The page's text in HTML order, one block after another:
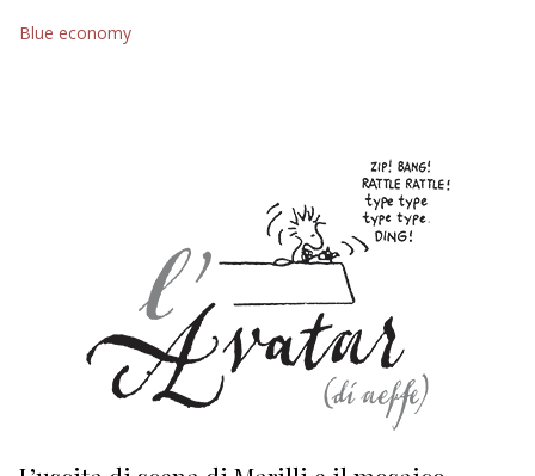
Blue economy